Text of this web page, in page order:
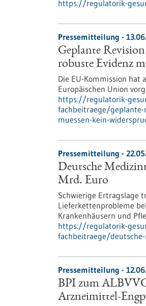
https://regulatorik-
Pressemitteilung -
Geplante
robuste Evidenz
Die EU-Kommission hat
Europäischen Union
https://regulatorik-
fachbeitraege/
muessen-kein-
Pressemitteilung -
Deutsche
Mrd. Euro
Schwierige Ertragslage
Lieferkettenprobleme
Krankenhäusern und
https://regulatorik-
fachbeitraege/
Pressemitteilung -
BPI zum
Arzneimittel-